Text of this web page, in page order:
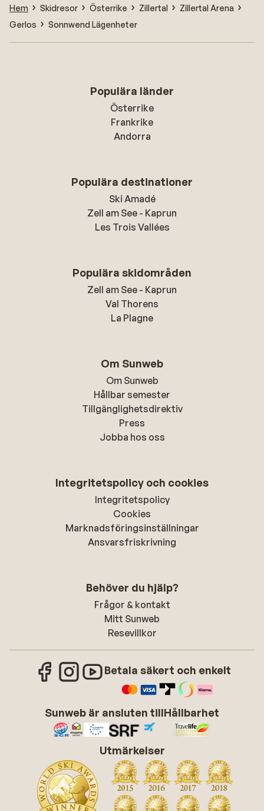
Hem Skidresor Österrike Zillertal
Zillertal Arena
Gerlos
Sonnwend Lägenheter
Populära länder
Österrike
Frankrike
Andorra
Populära destinationer
Ski Amadé
Zell am See - Kaprun
Les Trois Vallées
Populära skidområden
Zell am See - Kaprun
Val Thorens
La Plagne
Om Sunweb
Om Sunweb
Hållbar semester
Tillgänglighetsdirektiv
Press
Jobba hos oss
Integritetspolicy och cookies
Integritetspolicy
Cookies
Marknadsföringsinställningar
Ansvarsfriskrivning
Behöver du hjälp?
Frågor & kontakt
Mitt Sunweb
Resevillkor
Betala säkert och enkelt
Sunweb är ansluten tillHållbarhet
Utmärkelser